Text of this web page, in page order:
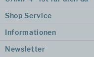
Shop Service
Informationen
Newsletter